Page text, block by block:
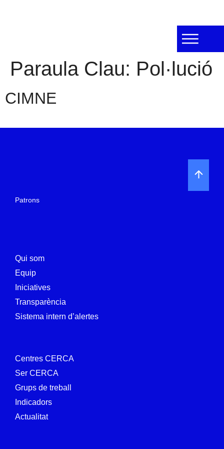
Paraula Clau: Pol·lució
CIMNE
Patrons
Qui som
Equip
Iniciatives
Transparència
Sistema intern d’alertes
Centres CERCA
Ser CERCA
Grups de treball
Indicadors
Actualitat